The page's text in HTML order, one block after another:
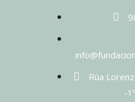
Rúa
-